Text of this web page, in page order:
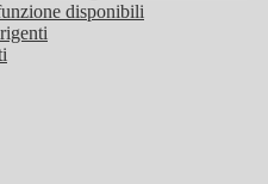
disponibili